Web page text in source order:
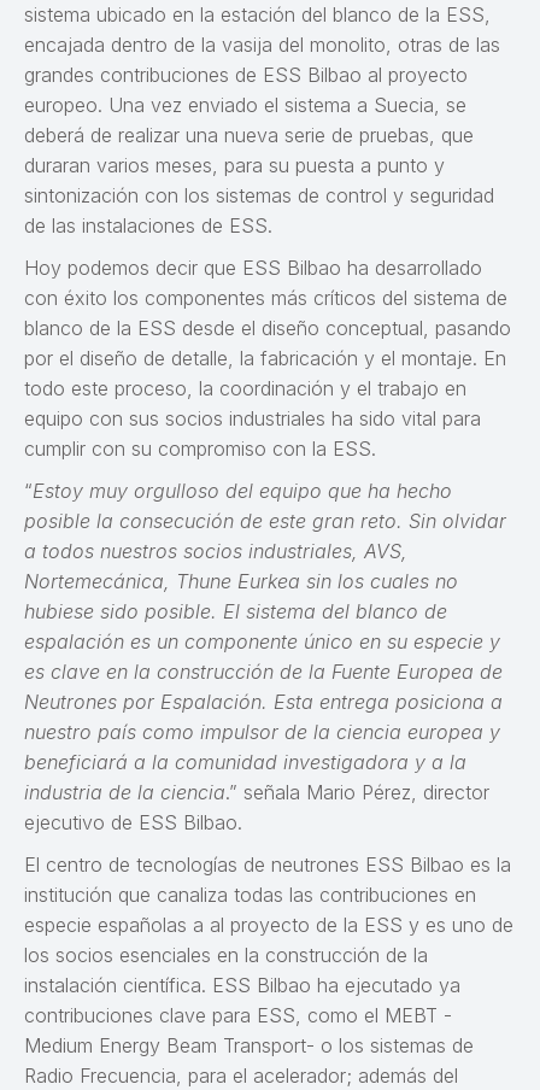
sistema ubicado en la estación del blanco de la ESS,
encajada dentro de la vasija del monolito, otras de las
grandes contribuciones de ESS Bilbao al proyecto
europeo. Una vez enviado el sistema a Suecia, se
deberá de realizar una nueva serie de pruebas, que
duraran varios meses, para su puesta a punto y
sintonización con los sistemas de control y seguridad
de las instalaciones de ESS.
Hoy podemos decir que ESS Bilbao ha desarrollado
con éxito los componentes más críticos del sistema de
blanco de la ESS desde el diseño conceptual, pasando
por el diseño de detalle, la fabricación y el montaje. En
todo este proceso, la coordinación y el trabajo en
equipo con sus socios industriales ha sido vital para
cumplir con su compromiso con la ESS.
“Estoy muy orgulloso del equipo que ha hecho
posible la consecución de este gran reto. Sin olvidar
a todos nuestros socios industriales, AVS,
Nortemecánica, Thune Eurkea sin los cuales no
hubiese sido posible. El sistema del blanco de
espalación es un componente único en su especie y
es clave en la construcción de la Fuente Europea de
Neutrones por Espalación. Esta entrega posiciona a
nuestro país como impulsor de la ciencia europea y
beneficiará a la comunidad investigadora y a la
industria de la ciencia.” señala Mario Pérez, director
ejecutivo de ESS Bilbao.
El centro de tecnologías de neutrones ESS Bilbao es la
institución que canaliza todas las contribuciones en
especie españolas a al proyecto de la ESS y es uno de
los socios esenciales en la construcción de la
instalación científica. ESS Bilbao ha ejecutado ya
contribuciones clave para ESS, como el MEBT -
Medium Energy Beam Transport- o los sistemas de
Radio Frecuencia, para el acelerador; además del